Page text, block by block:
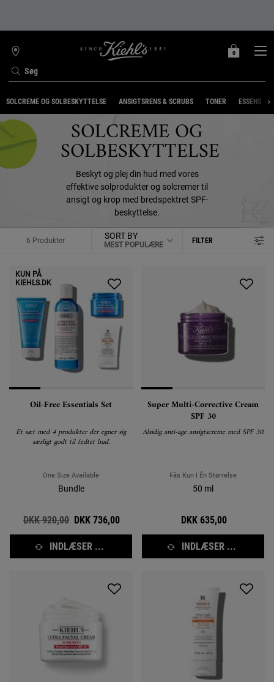
Søg
FIND
BUTIK
MIN
0
0 PRODUKT
SOLCREME OG SOLBESKYTTELSE ANSIGTSRENS & SCRUBS TONER ESSENS
SOLCREME OG
SOLBESKYTTELSE
Beskyt og plej din hud med vores
effektive solprodukter og solcremer til
ansigt og krop med bredspektret SPF-
beskyttelse.
6 Produkter SORT BY FILTER
FILTER MENU
KUN PÅ
KIEHLS.DK
Oil-Free Essentials Set
Et sæt med 4 produkter der egner sig
særligt godt til fedtet hud.
One Size Available
Bundle
Old price
DKK 920,00 New price
DKK 736,00
INDLÆSER ...
Super Multi-Corrective Cream
SPF 30
Alsidig anti-age ansigtscreme med SPF 30.
Fås Kun I Én Størrelse
50 ml
DKK 635,00
INDLÆSER ...